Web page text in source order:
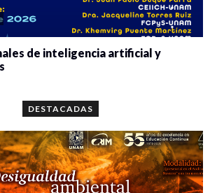
de inteligencia artificial y
DESTACADAS